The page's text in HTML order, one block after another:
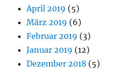
April 2019 (5)
März 2019 (6)
Februar 2019 (3)
Januar 2019 (12)
Dezember 2018 (5)